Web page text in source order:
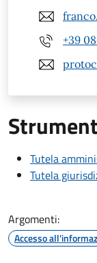
+39
Tutela
Tutela
Argomenti:
Accesso